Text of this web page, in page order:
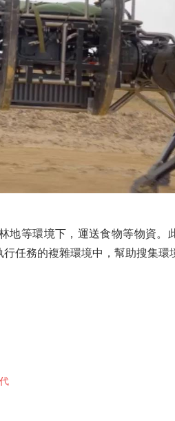
地等環境下，運送食物等物資。
任務的複雜環境中，幫助搜集環